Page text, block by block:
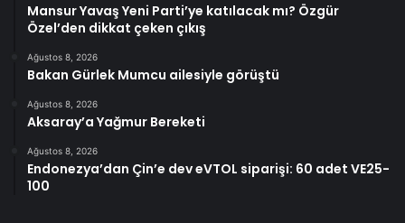
Mansur Yavaş Yeni Parti’ye katılacak mı? Özgür
Özel’den dikkat çeken çıkış
Ağustos 8, 2026
Bakan Gürlek Mumcu ailesiyle görüştü
Ağustos 8, 2026
Aksaray’a Yağmur Bereketi
Ağustos 8, 2026
Endonezya’dan Çin’e dev eVTOL siparişi: 60 adet VE25-
100